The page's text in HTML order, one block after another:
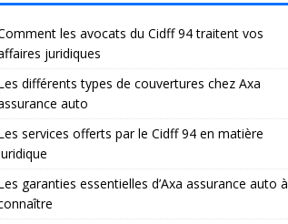
les avocats du Cidff 94 traitent vos
juridiques
différents types de couvertures chez Axa
auto
services offerts par le Cidff 94 en matière
garanties essentielles d’Axa assurance auto à